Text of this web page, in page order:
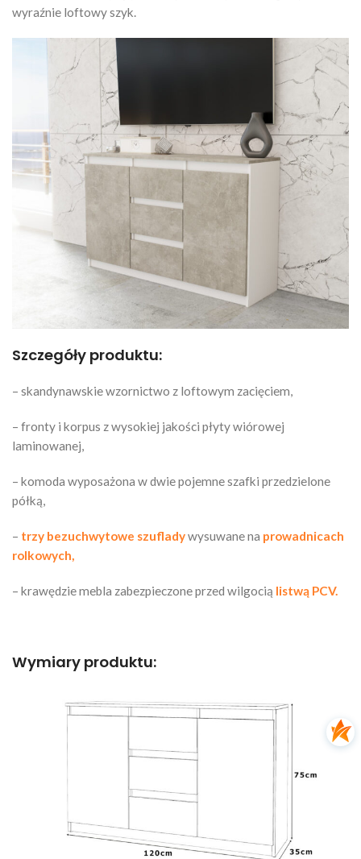
wyraźnie loftowy szyk.
Szczegóły produktu:
– skandynawskie wzornictwo z loftowym zacięciem,
– fronty i korpus z wysokiej jakości płyty wiórowej
laminowanej,
– komoda wyposażona w dwie pojemne szafki przedzielone
półką,
– trzy bezuchwytowe szufladywysuwane na prowadnicach
rolkowych,
– krawędzie mebla zabezpieczone przed wilgocią listwą PCV.
Wymiary produktu: